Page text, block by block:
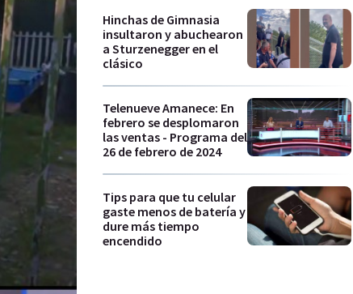
Hinchas de Gimnasia
insultaron y abuchearon
a Sturzenegger en el
clásico
Telenueve Amanece: En
febrero se desplomaron
las ventas - Programa del
26 de febrero de 2024
Tips para que tu celular
gaste menos de batería y
dure más tiempo
encendido